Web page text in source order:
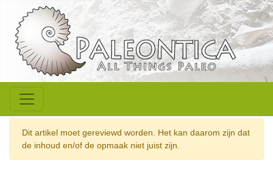
Dit artikel moet gereviewd worden. Het kan daarom zijn dat
de inhoud en/of de opmaak niet juist zijn.